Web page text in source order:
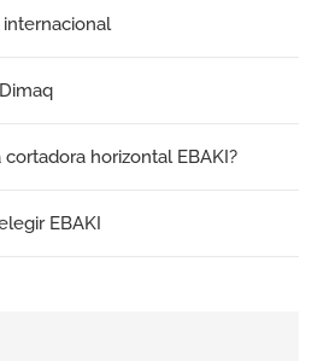
horizontal EBAKI?
EBAKI